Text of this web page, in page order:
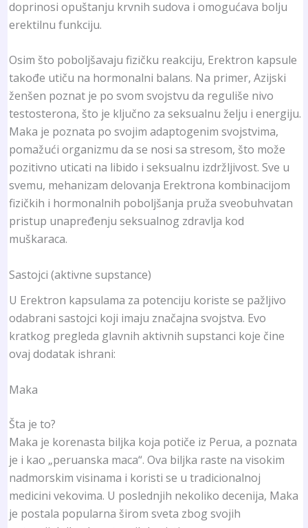
doprinosi opuštanju krvnih sudova i omogućava bolju
erektilnu funkciju.
Osim što poboljšavaju fizičku reakciju, Erektron kapsule
takođe utiču na hormonalni balans. Na primer, Azijski
ženšen poznat je po svom svojstvu da reguliše nivo
testosterona, što je ključno za seksualnu želju i energiju.
Maka je poznata po svojim adaptogenim svojstvima,
pomažući organizmu da se nosi sa stresom, što može
pozitivno uticati na libido i seksualnu izdržljivost. Sve u
svemu, mehanizam delovanja Erektrona kombinacijom
fizičkih i hormonalnih poboljšanja pruža sveobuhvatan
pristup unapređenju seksualnog zdravlja kod
muškaraca.
Sastojci (aktivne supstance)
U Erektron kapsulama za potenciju koriste se pažljivo
odabrani sastojci koji imaju značajna svojstva. Evo
kratkog pregleda glavnih aktivnih supstanci koje čine
ovaj dodatak ishrani:
Maka
Šta je to?
Maka je korenasta biljka koja potiče iz Perua, a poznata
je i kao „peruanska maca“. Ova biljka raste na visokim
nadmorskim visinama i koristi se u tradicionalnoj
medicini vekovima. U poslednjih nekoliko decenija, Maka
je postala popularna širom sveta zbog svojih